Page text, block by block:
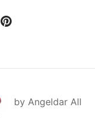
by Angeldar All